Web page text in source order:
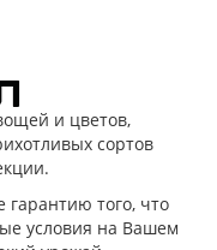
и цветов,
сортов
гарантию того, что
условия на Вашем